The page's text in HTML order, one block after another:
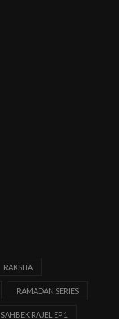
RAKSHA
RAMADAN SERIES
SAHBEK RAJEL EP 1